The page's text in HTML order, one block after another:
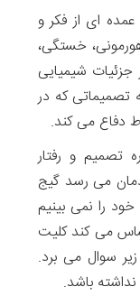
ای از فکر و
خستگی،
شیمیایی
تصمیماتی که در
دفاع می کند.
تصمیم و رفتار
می رسد گیج
را نمی بینیم
می کند کلیت
سوال می برد.
باشد.